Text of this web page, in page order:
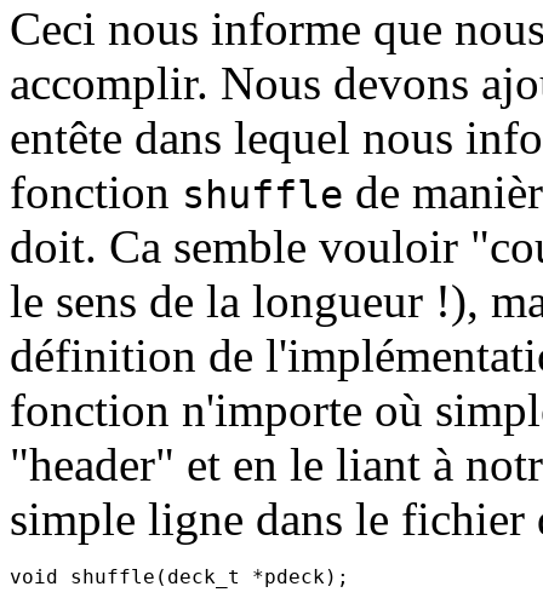
Ceci nous informe que
accomplir. Nous devons
entête dans lequel nous
fonction shuffle de
doit. Ca semble vouloir
le sens de la longueur !),
définition de
fonction n'importe où
"header" et en le liant à
simple ligne dans le fichier